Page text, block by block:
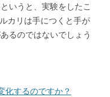
いうと、実験をしたこ
カリは手につくと手が
るのではないでしょう
化するのですか？